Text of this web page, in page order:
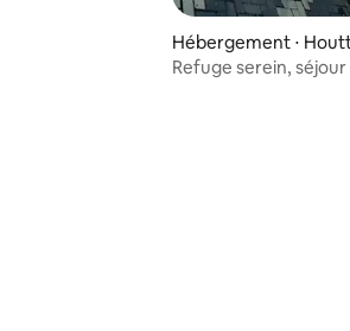
Hébergement ⋅
Refuge serein, séjour